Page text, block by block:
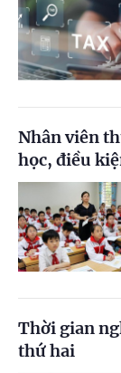
Nhân viên
học, điều
Thời gian
thứ hai